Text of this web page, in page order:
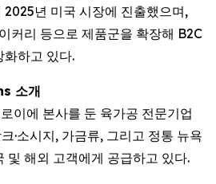
년 미국 시장에 진출했으며,
커리 등으로 제품군을 확장해 B2C
하고 있다.
소개
이에 본사를 둔 육가공 전문기업
·소시지, 가금류, 그리고 정통 뉴욕
및 해외 고객에게 공급하고 있다.